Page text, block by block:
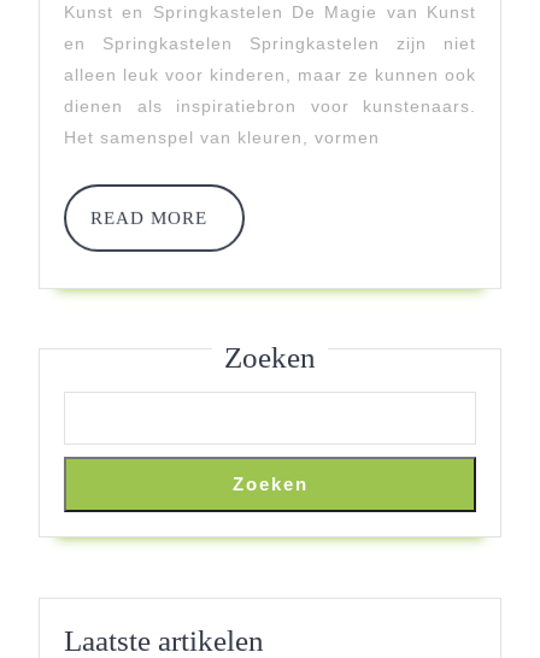
En
Kunst en Springkastelen De Magie van Kunst
en Springkastelen Springkastelen zijn niet
alleen leuk voor kinderen, maar ze kunnen ook
dienen als inspiratiebron voor kunstenaars.
Het samenspel van kleuren, vormen
READ MORE
READ
MORE
Zoeken
Zoeken
Laatste artikelen